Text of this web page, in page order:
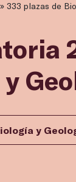
» 333 plazas de
y